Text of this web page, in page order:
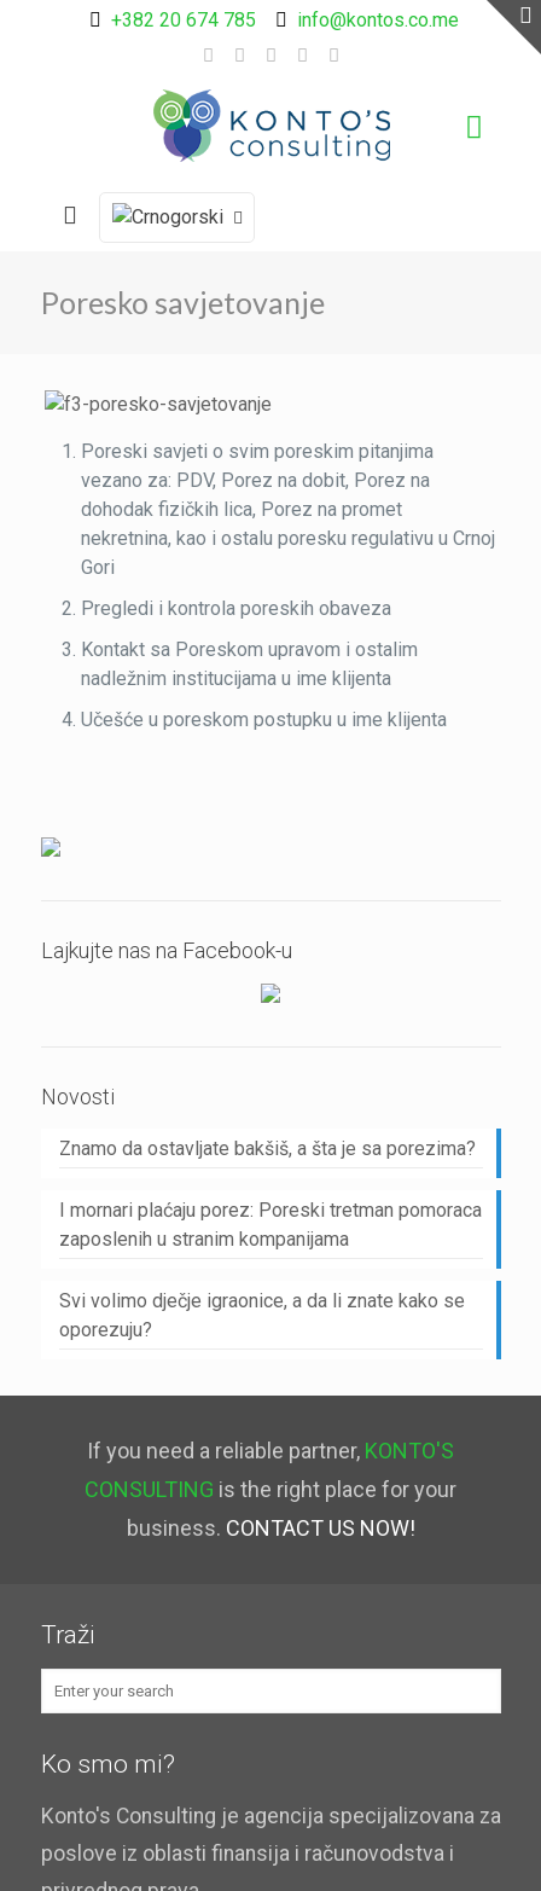
+382 20 674 785 info@kontos.co.me
Poresko savjetovanje
Poreski savjeti o svim poreskim pitanjima
vezano za: PDV, Porez na dobit, Porez na
dohodak fizičkih lica, Porez na promet
nekretnina, kao i ostalu poresku regulativu u Crnoj
Gori
Pregledi i kontrola poreskih obaveza
Kontakt sa Poreskom upravom i ostalim
nadležnim institucijama u ime klijenta
Učešće u poreskom postupku u ime klijenta
Lajkujte nas na Facebook-u
Novosti
Znamo da ostavljate bakšiš, a šta je sa porezima?
I mornari plaćaju porez: Poreski tretman pomoraca
zaposlenih u stranim kompanijama
Svi volimo dječje igraonice, a da li znate kako se
oporezuju?
If you need a reliable partner, KONTO'S
CONSULTING is the right place for your
business. CONTACT US NOW!
Traži
Ko smo mi?
Konto's Consulting je agencija specijalizovana za
poslove iz oblasti finansija i računovodstva i